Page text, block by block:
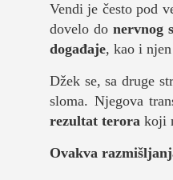
Vendi je često pod
dovelo do nervnog
događaje, kao i njen
Džek se, sa druge
sloma. Njegova
rezultat terora koji
Ovakva